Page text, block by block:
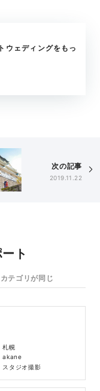
ウェディングをもっ
次の記事
2019.11.22
ト
カテゴリが同じ
札幌
akane
スタジオ撮影